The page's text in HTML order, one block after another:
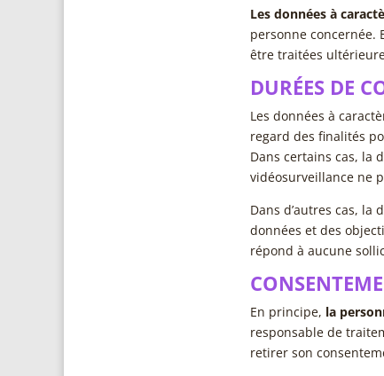
Les données à
personne concernée.
être traitées
DURÉES DE
Les données à
regard des finalités
Dans certains cas, la
vidéosurveillance ne
Dans d’autres cas,
données et des
répond à aucune
En principe, la
responsable de
retirer son